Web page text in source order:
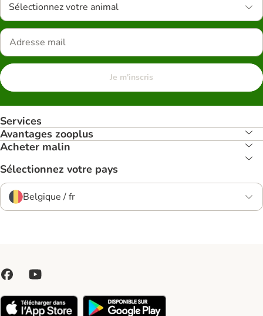
Sélectionnez votre animal
Je m'inscris
Services
Avantages zooplus
Acheter malin
Sélectionnez votre pays
Belgique / fr